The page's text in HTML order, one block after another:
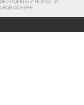
ПРОЕКТЫ И НОВОСТИ
ОСНОВЕ